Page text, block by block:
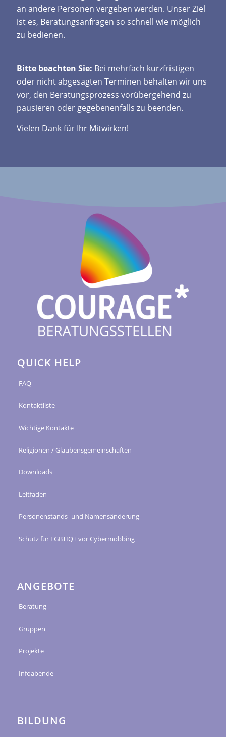
an andere Personen vergeben werden. Unser Ziel
ist es, Beratungsanfragen so schnell wie möglich
zu bedienen.
Bitte beachten Sie: Bei mehrfach kurzfristigen
oder nicht abgesagten Terminen behalten wir uns
vor, den Beratungsprozess vorübergehend zu
pausieren oder gegebenenfalls zu beenden.
Vielen Dank für Ihr Mitwirken!
QUICK HELP
FAQ
Kontaktliste
Wichtige Kontakte
Religionen / Glaubensgemeinschaften
Downloads
Leitfaden
Personenstands- und Namensänderung
Schütz für LGBTIQ+ vor Cybermobbing
ANGEBOTE
Beratung
Gruppen
Projekte
Infoabende
BILDUNG